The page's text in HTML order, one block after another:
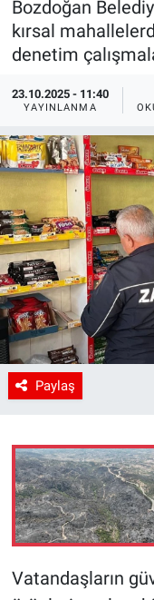
Bozdoğan
kırsal
denetim
23.10.2025 - 11:40
YAYINLANMA
Paylaş
Vatandaşların